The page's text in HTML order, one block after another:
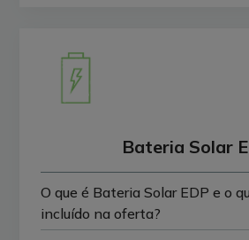
Bateria Solar
O que é Bateria Solar EDP e o
incluído na oferta?